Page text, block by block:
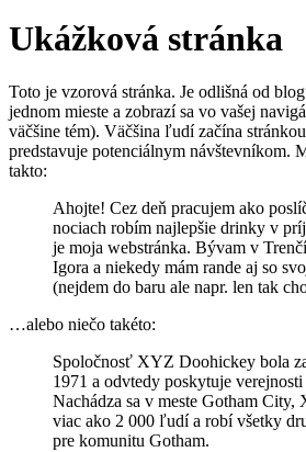
Ukážková stránka
Toto je vzorová stránka. Je odlišná od
jednom mieste a zobrazí sa vo vašej
väčšine tém). Väčšina ľudí začína
predstavuje potenciálnym návštevníkom.
takto:
Ahojte! Cez deň pracujem ako
nociach robím najlepšie drinky v
je moja webstránka. Bývam v
Igora a niekedy mám rande aj so
(nejdem do baru ale napr. len tak
…alebo niečo takéto:
Spoločnosť XYZ Doohickey bola
1971 a odvtedy poskytuje
Nachádza sa v meste Gotham City,
viac ako 2 000 ľudí a robí všetky
pre komunitu Gotham.